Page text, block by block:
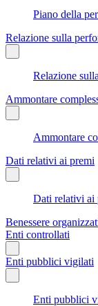
Piano della
Relazione sulla
Relazione
Ammontare
Ammontare
Dati relativi ai premi
Dati relativi ai
Benessere
Enti controllati
Enti pubblici vigilati
Enti pubblici